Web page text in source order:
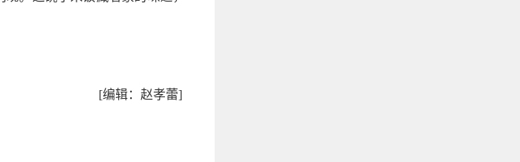
[编辑：赵孝蕾]